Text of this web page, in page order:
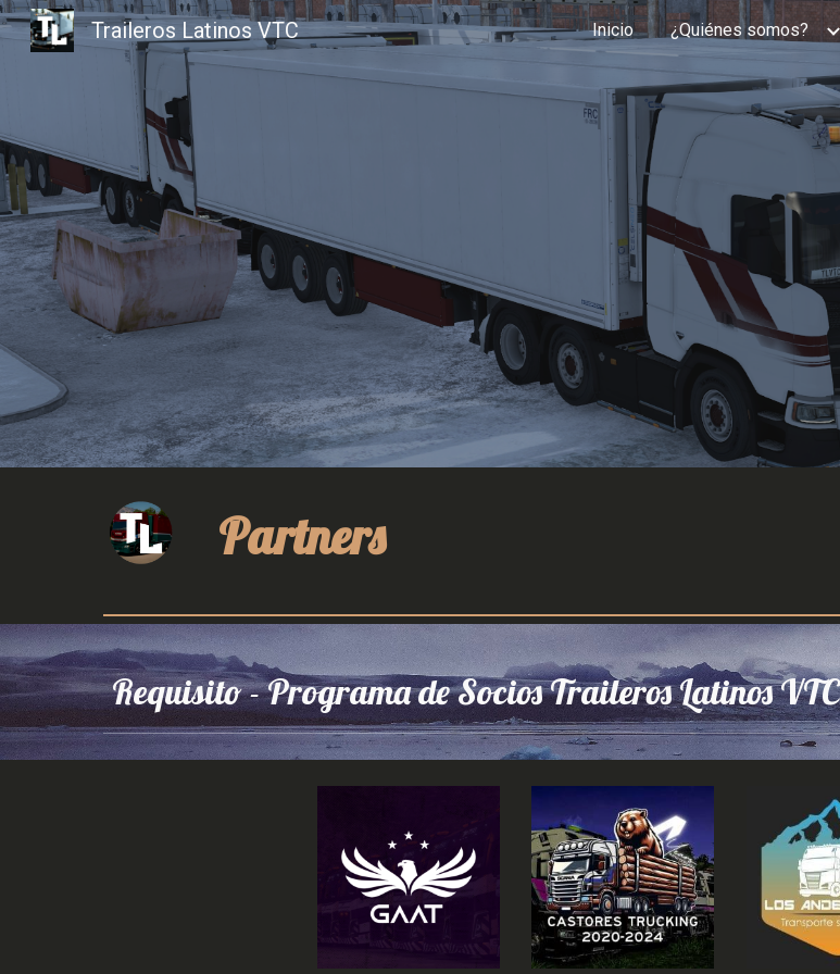
Skip to main content
Traileros Latinos VTC Inicio ¿Quiénes somos?
Partners
Requisito - Programa de Socios Traileros Latinos VTC